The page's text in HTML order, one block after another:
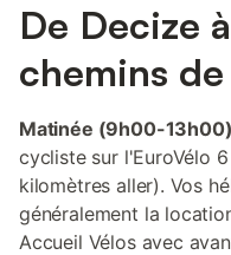
De Decize
chemins
Matinée (9h00-
cycliste sur l'EuroVélo
kilomètres aller). Vos
généralement la
Accueil Vélos avec